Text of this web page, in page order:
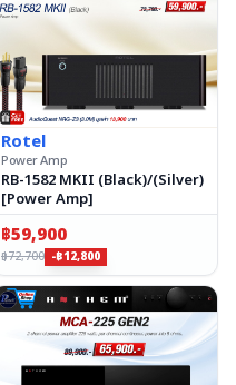
Rotel
Power Amp
RB-1582 MKII (Black)/(Silver)
[Power Amp]
฿59,900
฿72,700 -฿12,800